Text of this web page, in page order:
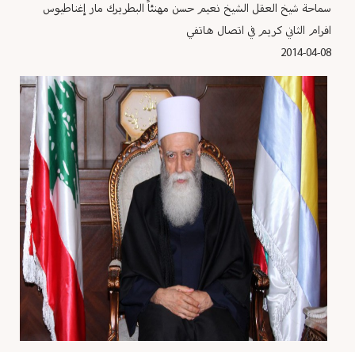
سماحة شيخ العقل الشيخ نعيم حسن مهنئاً البطريرك مار إغناطيوس
افرام الثاني كريم في اتصال هاتفي
2014-04-08